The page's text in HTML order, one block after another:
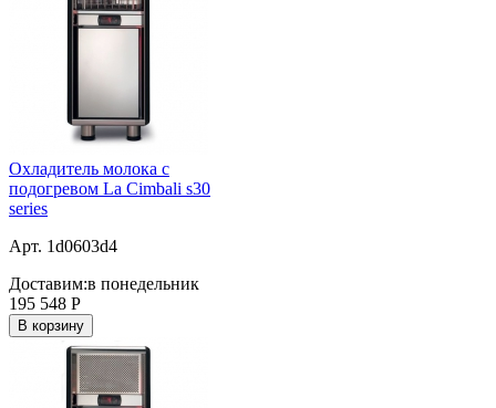
Охладитель молока с
подогревом La Cimbali s30
series
Арт. 1d0603d4
Доставим:в понедельник
195 548 Р
В корзину